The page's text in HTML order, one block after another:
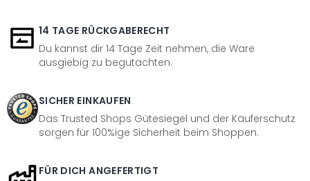
14 TAGE RÜCKGABERECHT
Du kannst dir 14 Tage Zeit nehmen, die Ware
ausgiebig zu begutachten.
SICHER EINKAUFEN
Das Trusted Shops Gütesiegel und der Käuferschutz
sorgen für 100%ige Sicherheit beim Shoppen.
FÜR DICH ANGEFERTIGT